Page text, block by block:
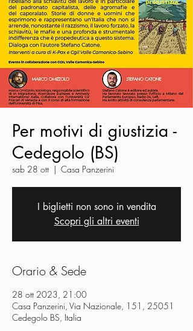
Per motivi di giustizia -
Cedegolo (BS)
sab 28 ott
  |
Casa Panzerini
I biglietti non sono in vendita
Scopri gli altri eventi
Orario & Sede
28 ott 2023, 21:00
Casa Panzerini, Via Nazionale, 151, 25051
Cedegolo BS, Italia